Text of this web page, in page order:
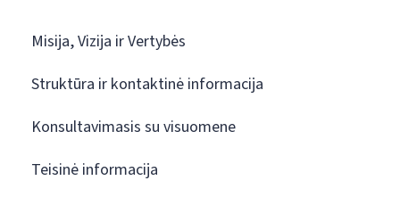
Misija, Vizija ir Vertybės
Struktūra ir kontaktinė informacija
Konsultavimasis su visuomene
Teisinė informacija